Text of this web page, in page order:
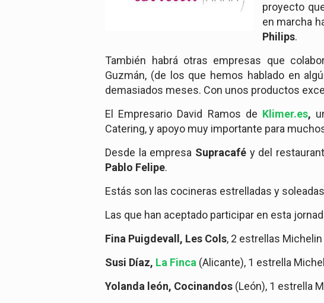
proyecto
en marcha
Philips.
También habrá otras empresas que
Guzmán, (de los que hemos hablado en
demasiados meses. Con unos productos
El Empresario David Ramos de Klimer.es,
Catering, y apoyo muy importante para
Desde la empresa Supracafé y del
Pablo Felipe.
Estás son las cocineras estrelladas y
Las que han aceptado participar en esta
Fina Puigdevall, Les Cols, 2 estrellas
Susi Díaz, La Finca (Alicante), 1 estrella
Yolanda león, Cocinandos (León), 1 estrella